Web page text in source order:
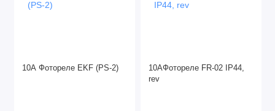
Рубильники
Таймеры
10А Фотореле EKF (PS-2)
10АФотореле FR-02 IP44,
rev